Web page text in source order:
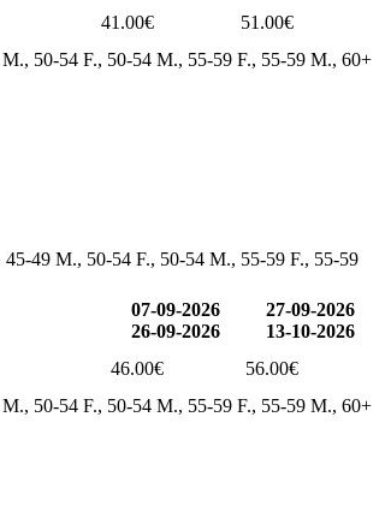
41.00€
51.00€
50-54 F., 50-54 M., 55-59 F., 55-59 M., 60+
49 M., 50-54 F., 50-54 M., 55-59 F., 55-59
07-09-2026
26-09-2026
27-09-2026
13-10-2026
46.00€
56.00€
50-54 F., 50-54 M., 55-59 F., 55-59 M., 60+